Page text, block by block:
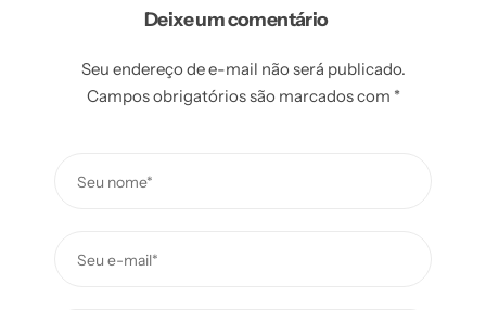
Deixe um comentário
Seu endereço de e-mail não será publicado.
Campos obrigatórios são marcados com *